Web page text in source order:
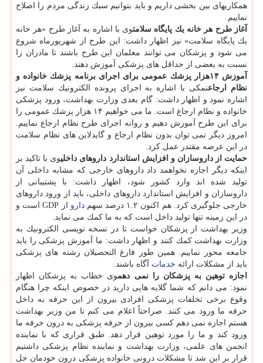
همكاریهای بین بخشی داریم و باید بتوانیم سبك زندگی مردم را اصلاح
نماییم.
آغاز طرح هر خانه یك پایگاه سلامتوی با اشاره به آغاز طرح «هر خانه
یك پایگاه سلامت» نیز اظهار داشت: این طرح از شهریورماه شروع
می شود و پزشكان می توانند معلمان این طرح باشند تا مادران را
نسبت به بعضی از حداقل های پزشكی آموزش دهند.
آموزش ۱۴هزار پزشك عمومی برای اجرای برنامه پزشك خانواده و
نظام ارجاعنمكی با اشاره به اجرای پرونده الكترونیك سلامت نیز
اشاره نمود و اظهار داشت: گام بعدی وزارت بهداشت، ورود پزشكی
خانواده و نظام ارجاع است. ما می خواهیم ۱۴ هزار پزشك عمومی را
برای این طرح آموزش دهیم و روانه اجرای طرح نظام ارجاع نماییم.
امروز دیگر نمی توان بدون نظام ارجاع و گایدلاین های نظام سلامت
در این عرصه مقتدر عمل كرد.
حمایت از داروسازان و افزایش استاندارد داروهای داخلیوی با تاكید بر
اینكه دیگر اجازه نخواهمد داد داروهای خارجی كه مشابه داخلی آن
تولید شده اند وارد كشور شود، اظهار داشت: با پشتیبانی از
داروسازان و افزایش استاندارد داروهای داخلی، باید از ورود داروهای
خارجی جلوگیری كرد. هم اكنون ۱.۲ درصد سهم
دارو
از GDP است و
در این زمینه تنها تولید داخل است كه به ما كمك می نماید.
وزیر بهداشت از پزشكان خواست تا در نسخه نویسی الكترونیك به
وزارت بهداشت كمك كنند و اظهار داشت: ما آموزش پزشكی را باید
جامعه محور نماییم. همین طور فارغ التحصیلان رشته های پزشكی
باید از مشكلات ارائه خدمات آگاه باشند.
اجازه توهین به پزشكان را نمی دهموی خطاب به پزشكان اظهار
نمود: می دانم كه شما گلایه هایی دارید در خصوص اینكه چرا هنگام
وقوع برخی تخلفات پزشكی افرادی بیرون از این حرفه به داخل
حرفه ما ورود می كنند. صراحتاً اعلام می كنم تا من وزیر بهداشت
هستم اجازه نمی دهم كسی بیرون از حرفه پزشكی به درون حرفه ما
ورود كند و ما را مورد توهین قرار دهد. طبق قراری كه با نماینده
انجمن های علمی، وزارت بهداشت و نماینده نظام پزشكی داشتیم
قرار بر این شد تا مشكلات درونی خانواده پزشكی درون خودمان حل